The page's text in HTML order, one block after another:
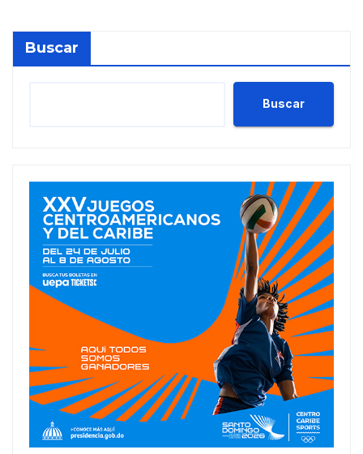
Buscar
Buscar